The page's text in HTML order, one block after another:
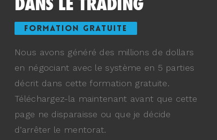
FORMATION GRATUITE
Nous avons généré des millions de dollars
en négociant avec le système en 5 parties
décrit dans cette formation gratuite.
Téléchargez-la maintenant avant que cette
page ne disparaisse ou que je décide
d’arrêter le mentorat.